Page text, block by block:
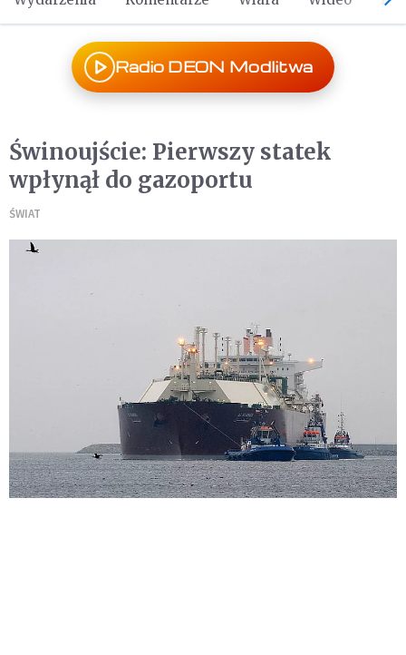
Radio DEON Modlitwa
Świnoujście: Pierwszy statek
wpłynął do gazoportu
ŚWIAT